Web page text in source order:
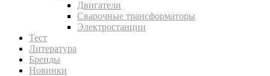
Двигатели
Сварочные трансформаторы
Электростанции
Тест
Литература
Бренды
Новинки